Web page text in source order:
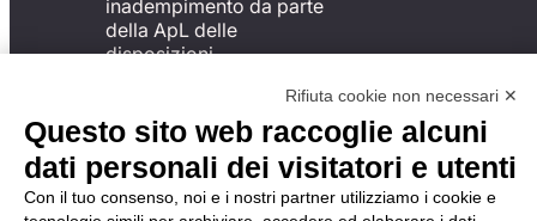
inadempimento da parte
della ApL delle
disposizioni
possibile presentare un
reclamo
all’Organismo di
Monitoraggio utilizzando
una delle modalità
Rifiuta cookie non necessari ✕
Questo sito web raccoglie alcuni
dati personali dei visitatori e utenti
Con il tuo consenso, noi e i nostri partner utilizziamo i cookie e